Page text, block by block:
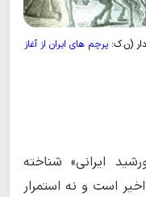
(ن.ک: پرچم های ایران از آغاز
ایرانی» شناخته
است و نه استمرار